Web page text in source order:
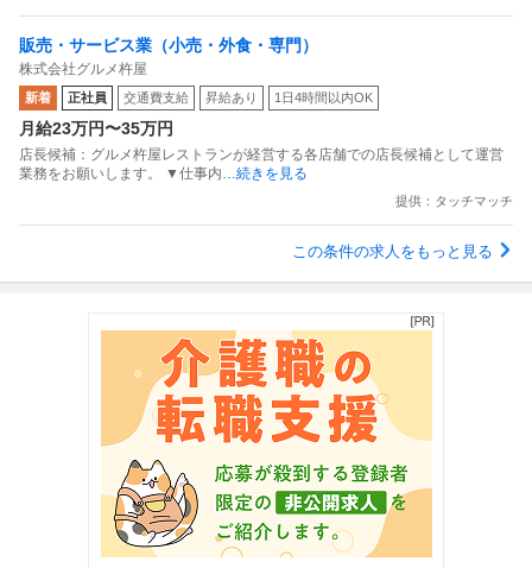
販売・サービス業（小売・外食・専門）
株式会社グルメ杵屋
新着 正社員 交通費支給 昇給あり 1日4時間以内OK
月給23万円〜35万円
店長候補：グルメ杵屋レストランが経営する各店舗での店長候補として運営
業務をお願いします。 ▼仕事内 …続きを見る
提供：タッチマッチ
この条件の求人をもっと見る